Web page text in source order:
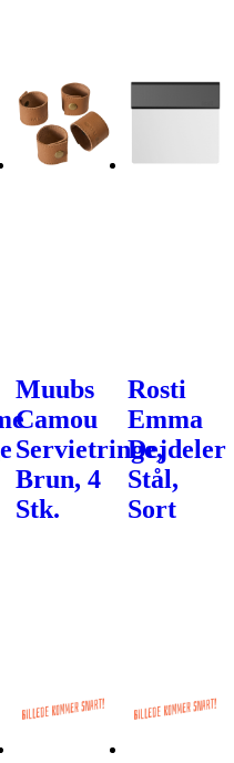
Muubs
Camou
Servietringe,
Brun, 4
Stk.
Rosti
Emma
Dejdeler
Stål,
Sort